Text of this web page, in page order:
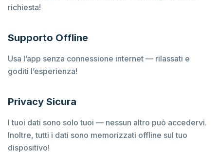
richiesta!
Supporto Offline
Usa l’app senza connessione internet — rilassati e
goditi l’esperienza!
Privacy Sicura
I tuoi dati sono solo tuoi — nessun altro può accedervi.
Inoltre, tutti i dati sono memorizzati offline sul tuo
dispositivo!